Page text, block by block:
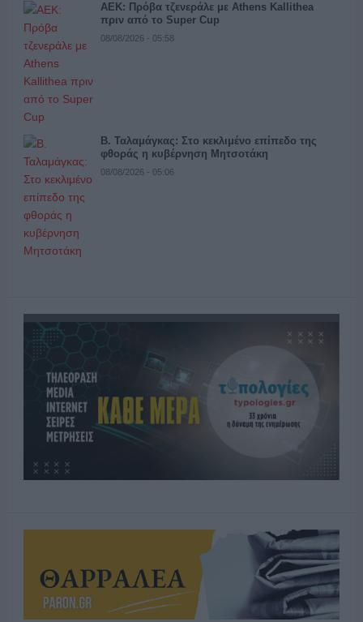
ΑΕΚ: Πρόβα τζενεράλε με Athens Kallithea
πριν από το Super Cup
08/08/2026 - 05:58
Β. Ταλαμάγκας: Στο κεκλιμένο επίπεδο της
φθοράς η κυβέρνηση Μητσοτάκη
08/08/2026 - 05:06